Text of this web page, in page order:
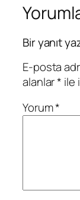
Bir yanıt
E-posta
alanlar* ile
Yorum*